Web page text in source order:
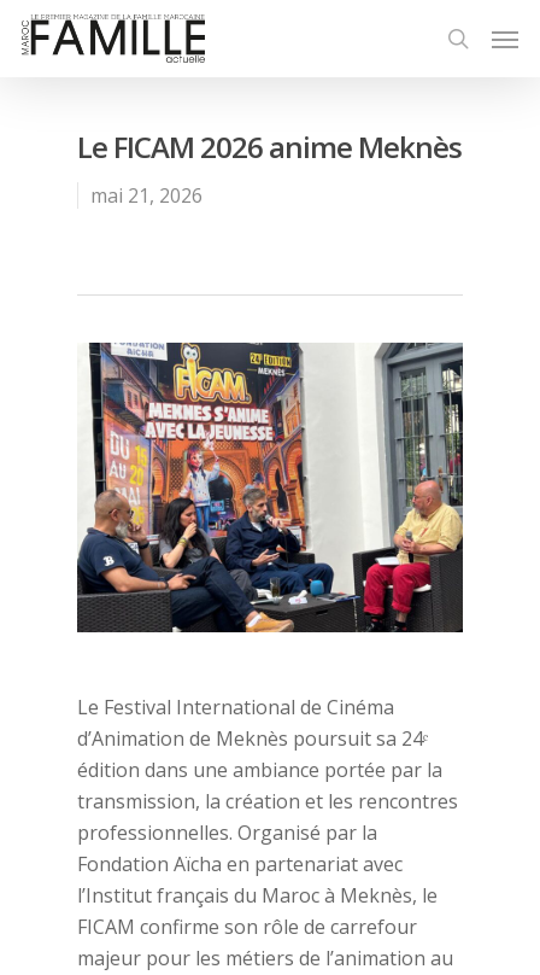
Le FICAM 2026 anime Meknès
mai 21, 2026
Le Festival International de Cinéma
d’Animation de Meknès poursuit sa 24ᵉ
édition dans une ambiance portée par la
transmission, la création et les rencontres
professionnelles. Organisé par la
Fondation Aïcha en partenariat avec
l’Institut français du Maroc à Meknès, le
FICAM confirme son rôle de carrefour
majeur pour les métiers de l’animation au